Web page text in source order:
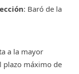
: Baró de la
a la mayor
plazo máximo de